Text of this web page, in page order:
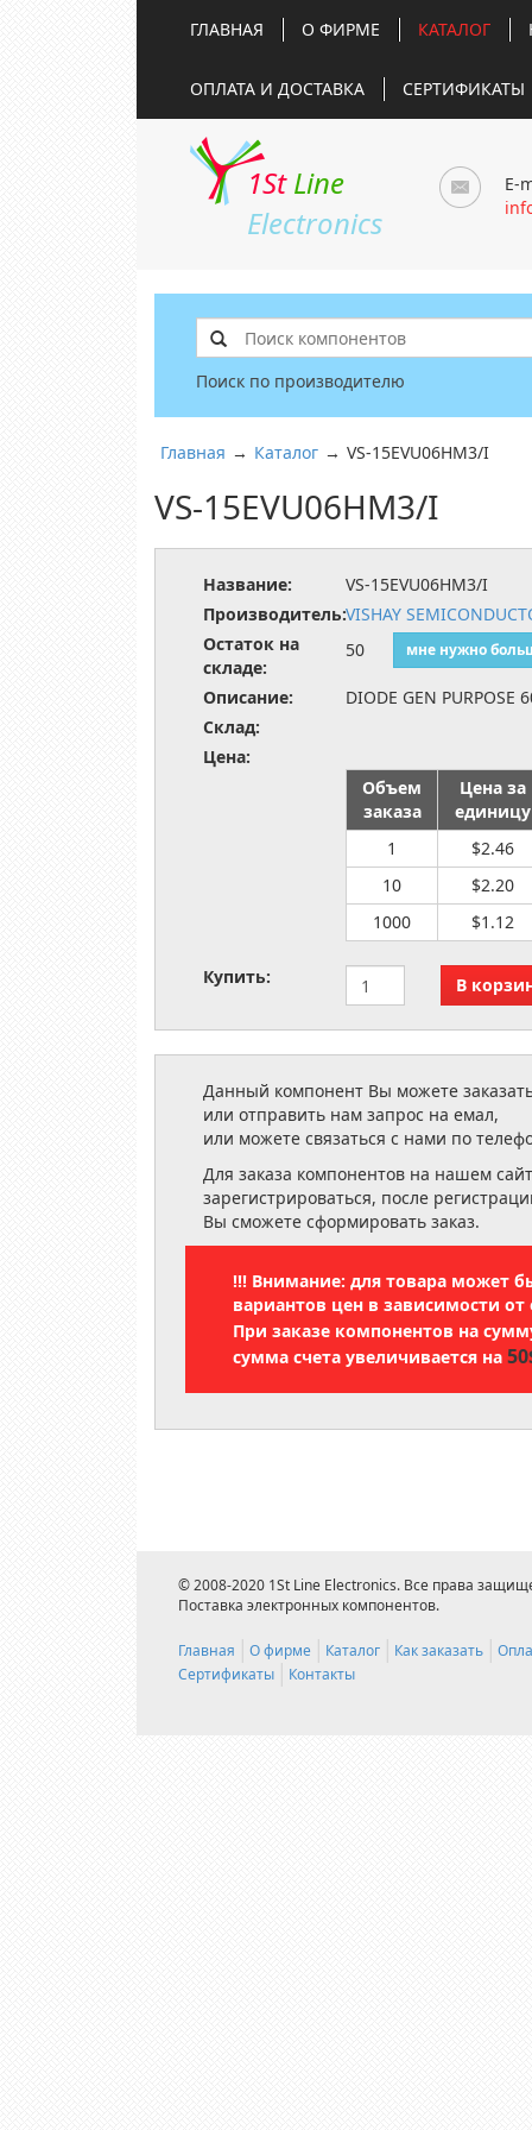
ГЛАВНАЯ О ФИРМЕ КАТАЛОГ
ОПЛАТА И ДОСТАВКА СЕРТИФИКАТЫ
1St Line
Electronics
E-
Поиск по производителю
Главная → Каталог → VS-15EVU06HM3/I
VS-15EVU06HM3/I
Название:
VS-15EVU06HM3/I
Производитель:VISHAY
Остаток на
складе:
50 мне нужно
Описание:
DIODE GEN PURPOSE
Склад:
Цена:
Объем
заказа
Цена за
единицу
1
$2.46
10
$2.20
1000
$1.12
Купить:
Данный компонент Вы можете
или отправить нам запрос на емал,
или можете связаться с нами по
Для заказа компонентов на нашем
зарегистрироваться, после
Вы сможете сформировать заказ.
!!! Внимание: для товара может
вариантов цен в зависимости от
При заказе компонентов на
сумма счета увеличивается на
© 2008-2020 1St Line Electronics. Все права
Поставка электронных компонентов.
Главная О фирме Каталог Как заказать
Сертификаты
Контакты